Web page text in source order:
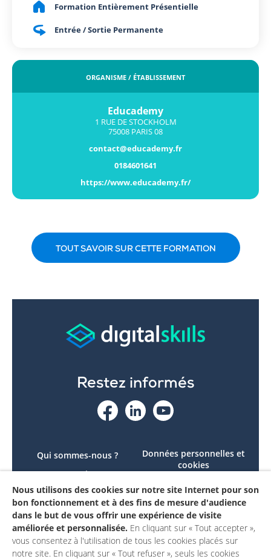
Formation Entièrement Présentielle
Entrée / Sortie Permanente
ORGANISME / ÉTABLISSEMENT
Educademy
1 RUE DE STOCKHOLM
75008 PARIS 08
contact@educademy.fr
0184601641
https://www.educademy.fr/
TOUT SAVOIR SUR CETTE FORMATION
Restez informés
Qui sommes-nous ?
Le projet
Contactez-nous
Mon compte
Données personnelles et
cookies
conforme
Mentions légales
Nous utilisons des cookies sur notre site Internet pour son
bon fonctionnement et à des fins de mesure d'audience
dans le but de vous offrir une expérience de visite
améliorée et personnalisée. En cliquant sur « Tout accepter »,
vous consentez à l'utilisation de tous les cookies placés sur
notre site. En cliquant sur « Tout refuser », seuls les cookies